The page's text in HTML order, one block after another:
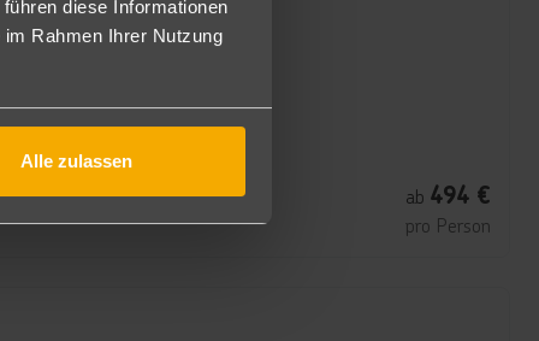
diese Informationen
Rahmen Ihrer Nutzung
Alle zulassen
ab 494 €
pro Person